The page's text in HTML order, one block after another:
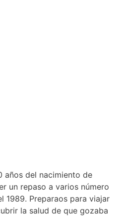
años del nacimiento de
un repaso a varios número
1989. Preparaos para viajar
la salud de que gozaba